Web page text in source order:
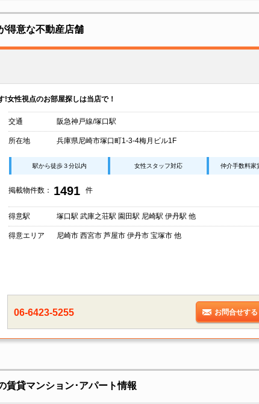
得意な不動産店舗
!女性視点のお部屋探しは当店で！
交通 阪急神戸線/塚口駅
所在地 兵庫県尼崎市塚口町1-3-4梅月ビル1F
駅から徒歩３分以内 女性スタッフ対応 仲介手数料家
掲載物件数： 1491 件
得意駅 塚口駅 武庫之荘駅 園田駅 尼崎駅 伊丹駅 他
得意エリア 尼崎市 西宮市 芦屋市 伊丹市 宝塚市 他
06-6423-5255 お問合せする
賃貸マンション･アパート情報